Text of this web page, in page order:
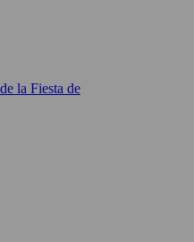
la Fiesta de